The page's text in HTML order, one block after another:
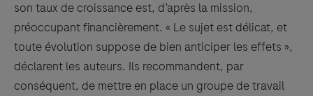
son taux de croissance est, d’après la mission,
préoccupant financièrement. « Le sujet est délicat, et
toute évolution suppose de bien anticiper les effets »,
déclarent les auteurs. Ils recommandent, par
conséquent, de mettre en place un groupe de travail